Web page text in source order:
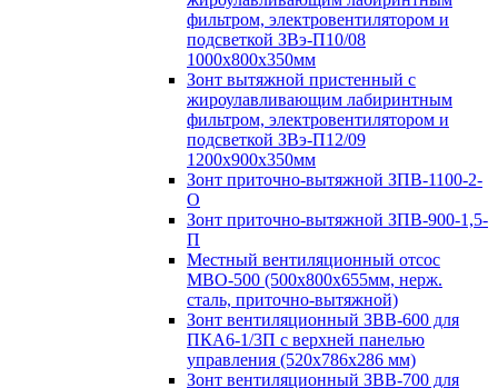
фильтром, электровентилятором и
подсветкой ЗВэ-П10/08
1000х800х350мм
Зонт вытяжной пристенный с
жироулавливающим лабиринтным
фильтром, электровентилятором и
подсветкой ЗВэ-П12/09
1200х900х350мм
Зонт приточно-вытяжной ЗПВ-1100-2-
О
Зонт приточно-вытяжной ЗПВ-900-1,5-
П
Местный вентиляционный отсос
МВО-500 (500х800х655мм, нерж.
сталь, приточно-вытяжной)
Зонт вентиляционный ЗВВ-600 для
ПКА6-1/3П с верхней панелью
управления (520х786х286 мм)
Зонт вентиляционный ЗВВ-700 для